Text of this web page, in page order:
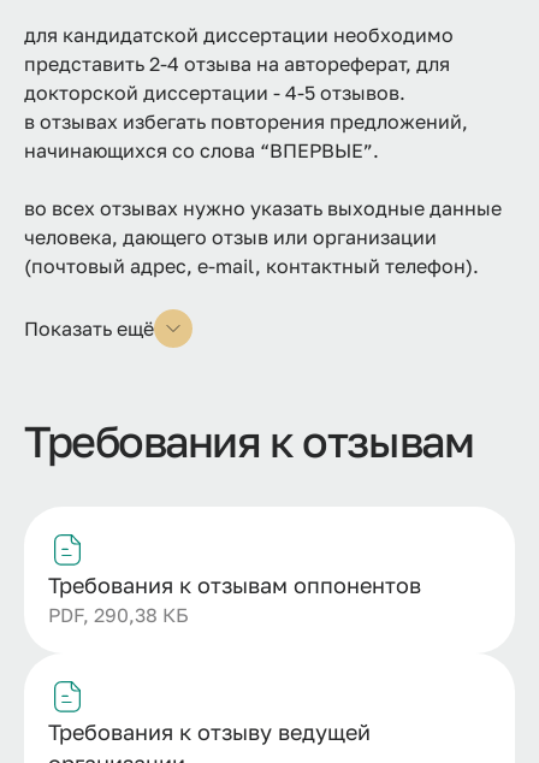
для кандидатской диссертации необходимо
представить 2-4 отзыва на автореферат, для
докторской диссертации - 4-5 отзывов.
в отзывах избегать повторения предложений,
начинающихся со слова “ВПЕРВЫЕ”.
во всех отзывах нужно указать выходные данные
человека, дающего отзыв или организации
(почтовый адрес, e-mail, контактный телефон).
Показать ещё
Требования к отзывам
Требования к отзывам оппонентов
PDF, 290,38 КБ
Требования к отзыву ведущей